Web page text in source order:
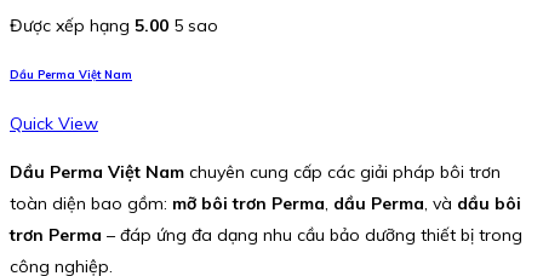
Được xếp hạng 5.00 5 sao
Dầu Perma Việt Nam
Quick View
Dầu Perma Việt Nam chuyên cung cấp các giải pháp bôi trơn
toàn diện bao gồm: mỡ bôi trơn Perma dầu Perma , và dầu bôi
trơn Perma – đáp ứng đa dạng nhu cầu bảo dưỡng thiết bị trong
công nghiệp.